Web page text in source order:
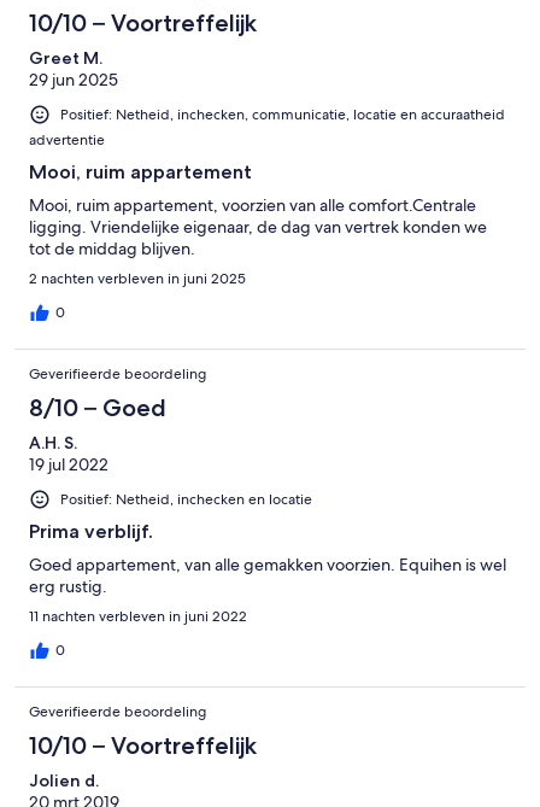
10/10 – Voortreffelijk
Greet M.
29 jun 2025
Positief: Netheid, inchecken, communicatie, locatie en accuraatheid
advertentie
Mooi, ruim appartement
Mooi, ruim appartement, voorzien van alle comfort.Centrale
ligging. Vriendelijke eigenaar, de dag van vertrek konden we
tot de middag blijven.
2 nachten verbleven in juni 2025
0
Geverifieerde beoordeling
8/10 – Goed
A.H. S.
19 jul 2022
Positief: Netheid, inchecken en locatie
Prima verblijf.
Goed appartement, van alle gemakken voorzien. Equihen is wel
erg rustig.
11 nachten verbleven in juni 2022
0
Geverifieerde beoordeling
10/10 – Voortreffelijk
Jolien d.
20 mrt 2019